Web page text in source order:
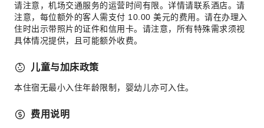
上网服务
前台服务
行李寄存
前台贵重物品保险柜
24小时前台
请注意，机场交通服务的运营时间有限。详情请联系酒店。请
注意，每位额外的客人需支付 10.00 美元的费用。请在办理入
住时出示带照片的证件和信用卡。请注意，所有特殊需求须视
具体情况提供，且可能额外收费。
儿童与加床政策
本住宿无最小入住年龄限制，婴幼儿亦可入住。
费用说明